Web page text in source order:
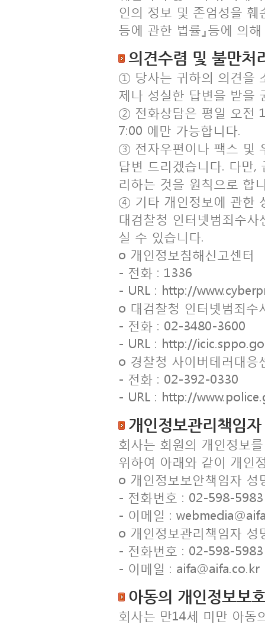
인의 정보 및 존엄성을 훼
등에 관한 법률』등에 의
의견수렴 및 불만처
① 당사는 귀하의 의견을
제나 성실한 답변을 받을
② 전화상담은 평일 오전
7:00 에만 가능합니다.
③ 전자우편이나 팩스 및
답변 드리겠습니다. 다만
리하는 것을 원칙으로 합
④ 기타 개인정보에 관한
대검찰청 인터넷범죄수
실 수 있습니다.
ο 개인정보침해신고센터
- 전화 : 1336
- URL : http://
ο 대검찰청 인터넷범죄수
- 전화 : 02-3480-3600
- URL : http://
ο 경찰청 사이버테러대응
- 전화 : 02-392-0330
- URL : http://
개인정보관리책임
회사는 회원의 개인정보
위하여 아래와 같이 개인
ο 개인정보보안책임자 성
- 전화번호 : 02-598-5983
- 이메일 :
ο 개인정보관리책임자 성
- 전화번호 : 02-598-5983
- 이메일 : aifa@aifa.co.kr
아동의 개인정보보
회사는 만14세 미만 아동